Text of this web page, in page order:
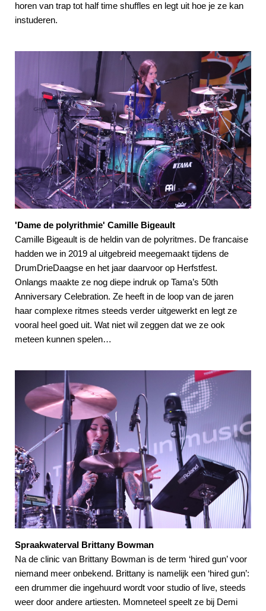
horen van trap tot half time shuffles en legt uit hoe je ze kan
instuderen.
'Dame de polyrithmie' Camille Bigeault
Camille Bigeault is de heldin van de polyritmes. De francaise
hadden we in 2019 al uitgebreid meegemaakt tijdens de
DrumDrieDaagse en het jaar daarvoor op Herfstfest.
Onlangs maakte ze nog diepe indruk op Tama’s 50th
Anniversary Celebration. Ze heeft in de loop van de jaren
haar complexe ritmes steeds verder uitgewerkt en legt ze
vooral heel goed uit. Wat niet wil zeggen dat we ze ook
meteen kunnen spelen…
Spraakwaterval Brittany Bowman
Na de clinic van Brittany Bowman is de term ‘hired gun’ voor
niemand meer onbekend. Brittany is namelijk een ‘hired gun’:
een drummer die ingehuurd wordt voor studio of live, steeds
weer door andere artiesten. Momneteel speelt ze bij Demi